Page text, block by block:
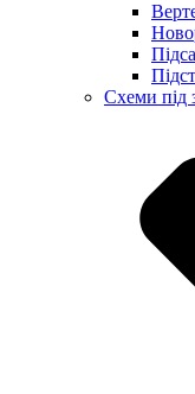
Схеми під